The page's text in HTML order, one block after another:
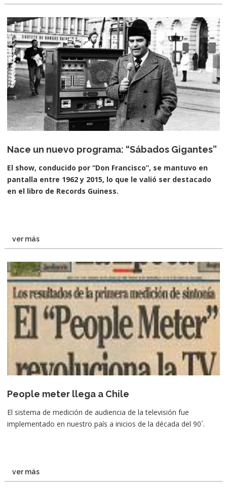
Nace un nuevo programa: “Sábados Gigantes”
El show, conducido por “Don Francisco”, se mantuvo en
pantalla entre 1962 y 2015, lo que le valió ser destacado
en el libro de Records Guiness.
ver más
People meter llega a Chile
El sistema de medición de audiencia de la televisión fue
implementado en nuestro país a inicios de la década del 90´.
ver más